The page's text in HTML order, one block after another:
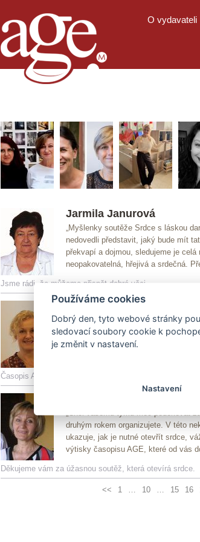
O vydavateli
Jsme rádi, že můžeme přispět dobré věci.
Jarmila Janurová
„Myšlenky soutěže Srdce s láskou
nedovedli představit, jaký bude mít
překvapí a dojmou, sledujeme je
neopakovatelná, hřejivá a srdečná.
Časopis AGE byl láska na první pohled.
Jana a Marek Nesázalovi
„Časopis AGE byl pro nás láska na
manželé Jenšíkovi při našem prvním
svou lásku se dělíme i s našimi
Děkujeme vám za úžasnou soutěž, která otevírá srdce.
„Chci vašemu týmu moc poděkovat
druhým rokem organizujete. V této
ukazuje, jak je nutné otevřít srdce,
výtisky časopisu AGE, které od vás
<< 1 … 10 … 15 16
Používáme cookies
Dobrý den, tyto webové stránky
sledovací soubory cookie k
je změnit v nastavení.
Nastavení